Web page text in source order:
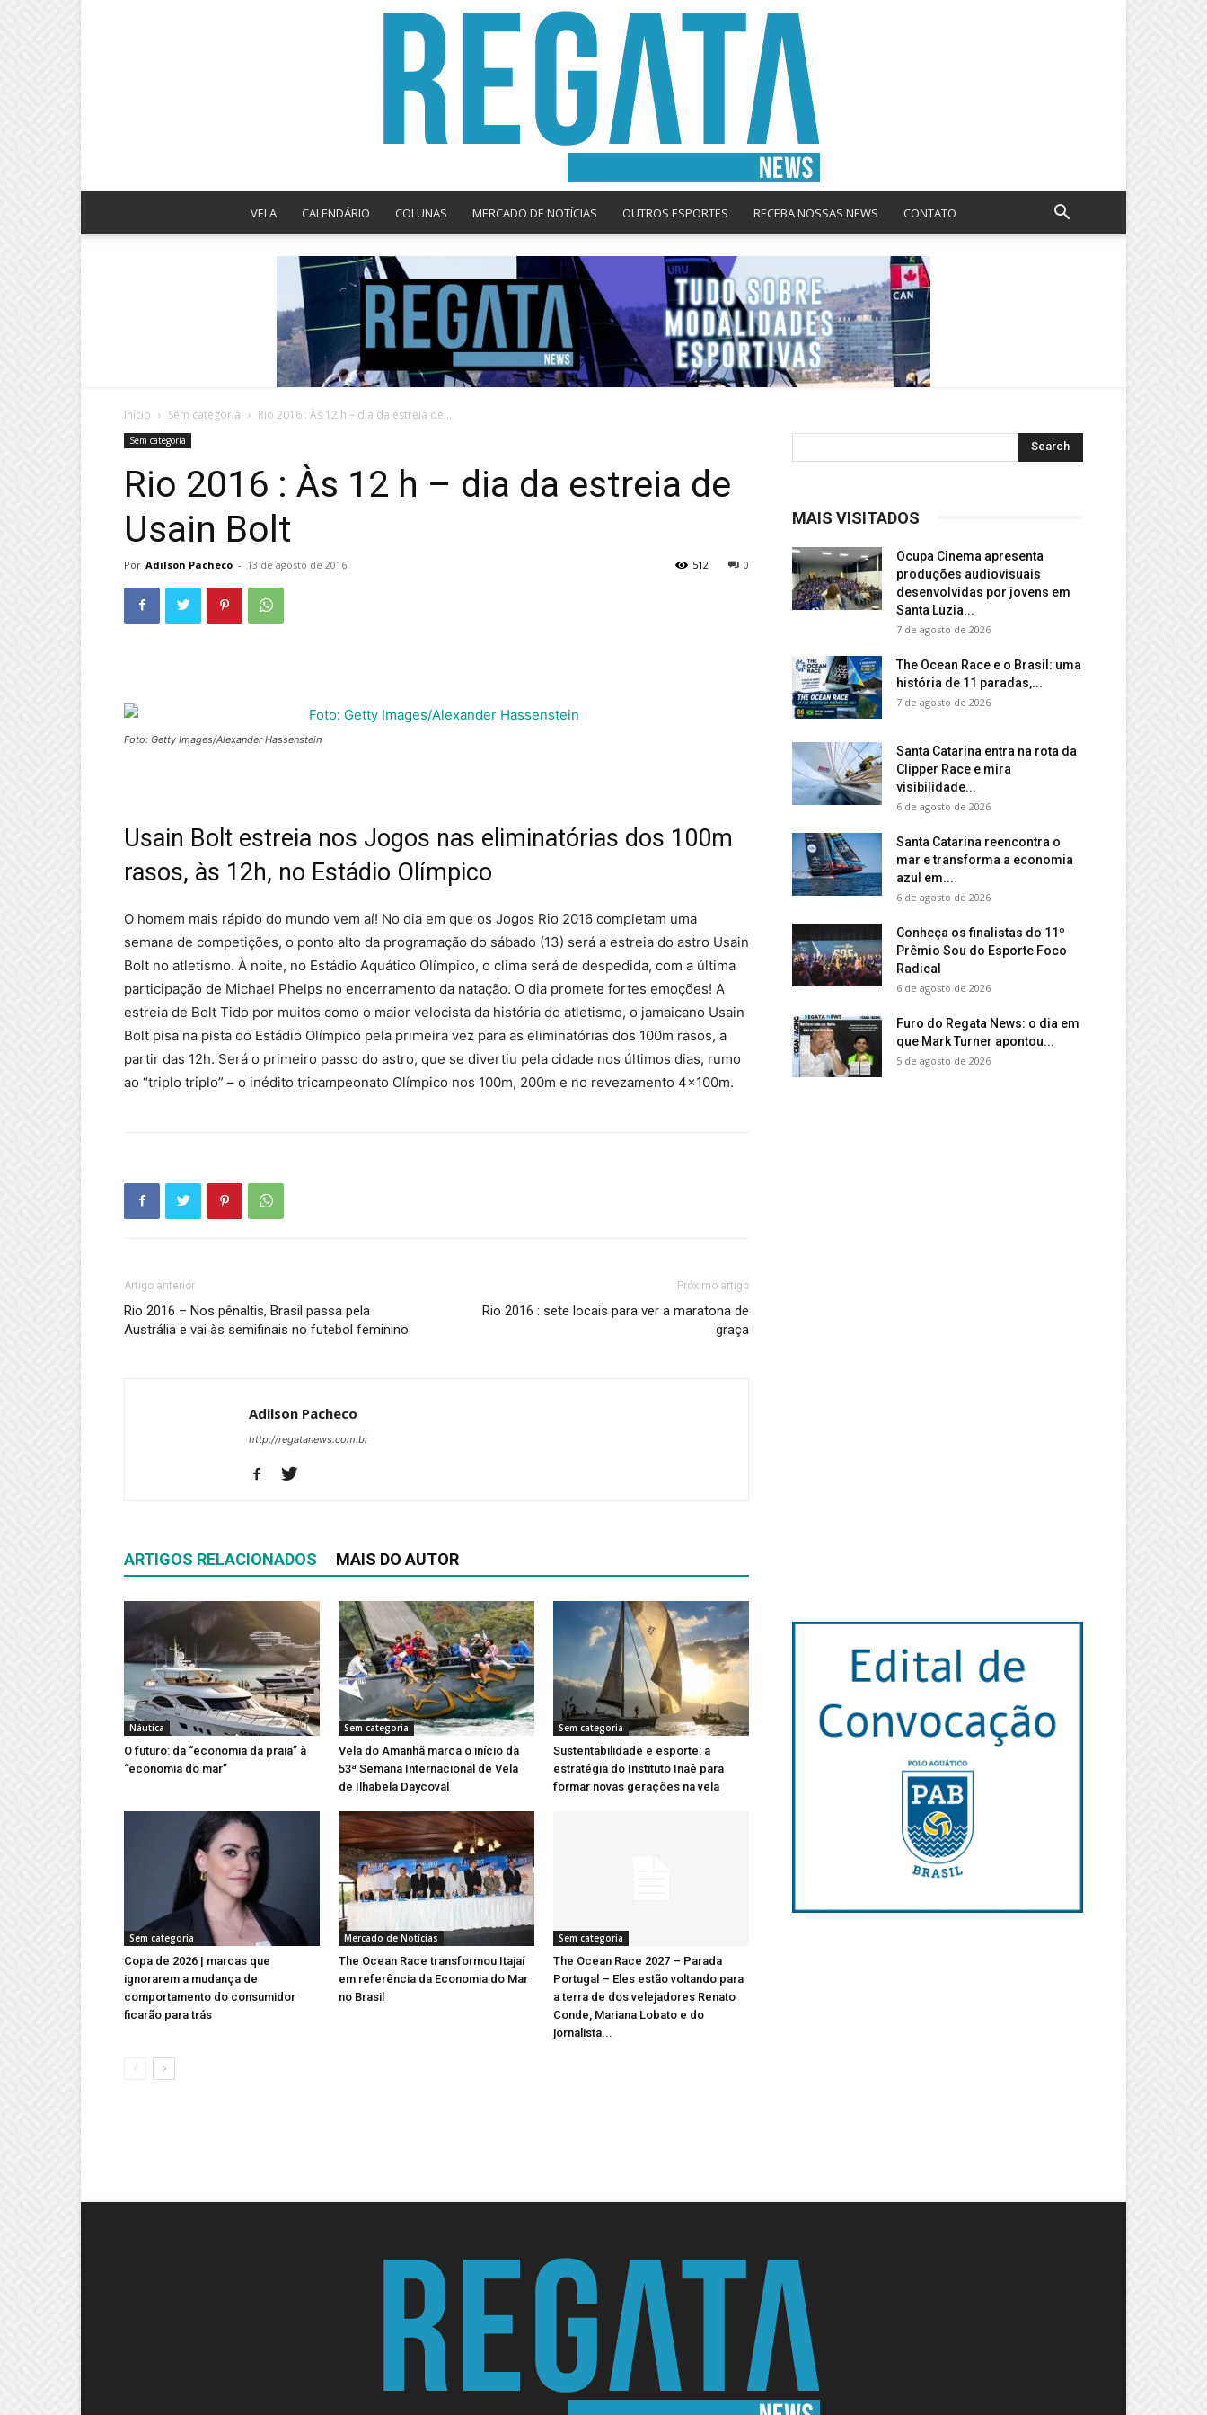
News
VELA CALENDÁRIO COLUNAS MERCADO DE NOTÍCIAS OUTROS ESPORTES RECEBA NOSSAS NEWS CONTATO
Início Sem categoria Rio 2016 : Às 12 h – dia da estreia de...
Sem categoria
Rio 2016 : Às 12 h – dia da estreia de
Usain Bolt
Por Adilson Pacheco - 13 de agosto de 2016 0
512
Foto: Getty Images/Alexander Hassenstein
Usain Bolt estreia nos Jogos nas eliminatórias dos 100m
rasos, às 12h, no Estádio Olímpico
O homem mais rápido do mundo vem aí! No dia em que os Jogos Rio 2016 completam uma
semana de competições, o ponto alto da programação do sábado (13) será a estreia do astro Usain
Bolt no atletismo. À noite, no Estádio Aquático Olímpico, o clima será de despedida, com a última
participação de Michael Phelps no encerramento da natação. O dia promete fortes emoções! A
estreia de Bolt Tido por muitos como o maior velocista da história do atletismo, o jamaicano Usain
Bolt pisa na pista do Estádio Olímpico pela primeira vez para as eliminatórias dos 100m rasos, a
partir das 12h. Será o primeiro passo do astro, que se divertiu pela cidade nos últimos dias, rumo
ao “triplo triplo” – o inédito tricampeonato Olímpico nos 100m, 200m e no revezamento 4x100m.
Artigo anterior
Rio 2016 – Nos pênaltis, Brasil passa pela
Austrália e vai às semifinais no futebol feminino
Próximo artigo
Rio 2016 : sete locais para ver a maratona de
graça
Adilson Pacheco
http://regatanews.com.br
ARTIGOS RELACIONADOS MAIS DO AUTOR
Náutica
O futuro: da “economia da praia” à
“economia do mar”
Sem categoria
Vela do Amanhã marca o início da
53ª Semana Internacional de Vela
de Ilhabela Daycoval
Sem categoria
Sustentabilidade e esporte: a
estratégia do Instituto Inaê para
formar novas gerações na vela
Sem categoria
Copa de 2026 | marcas que
ignorarem a mudança de
comportamento do consumidor
ficarão para trás
Mercado de Notícias
The Ocean Race transformou Itajaí
em referência da Economia do Mar
no Brasil
Sem categoria
The Ocean Race 2027 – Parada
Portugal – Eles estão voltando para
a terra de dos velejadores Renato
Conde, Mariana Lobato e do
jornalista...
MAIS VISITADOS
Ocupa Cinema apresenta
produções audiovisuais
desenvolvidas por jovens em
Santa Luzia...
7 de agosto de 2026
The Ocean Race e o Brasil: uma
história de 11 paradas,...
7 de agosto de 2026
Santa Catarina entra na rota da
Clipper Race e mira
visibilidade...
6 de agosto de 2026
Santa Catarina reencontra o
mar e transforma a economia
azul em...
6 de agosto de 2026
Conheça os finalistas do 11º
Prêmio Sou do Esporte Foco
Radical
6 de agosto de 2026
Furo do Regata News: o dia em
que Mark Turner apontou...
5 de agosto de 2026